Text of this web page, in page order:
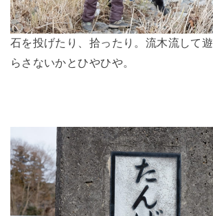
石を投げたり、拾ったり。流木流して
らさないかとひやひや。